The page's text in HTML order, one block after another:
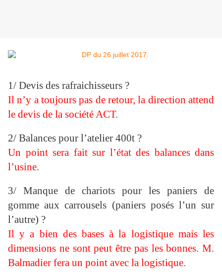
1/ Devis des rafraichisseurs ?
Il n’y a toujours pas de retour, la direction attend
le devis de la société ACT.
2/ Balances pour l’atelier 400t ?
Un point sera fait sur l’état des balances dans
l’usine.
3/ Manque de chariots pour les paniers de
gomme aux carrousels (paniers posés l’un sur
l’autre) ?
Il y a bien des bases à la logistique mais les
dimensions ne sont peut être pas les bonnes. M.
Balmadier fera un point avec la logistique.